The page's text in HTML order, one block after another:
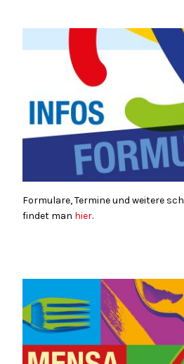
Formulare, Termine und weitere
findet man hier.